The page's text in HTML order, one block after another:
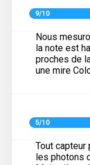
9/10
Nous
la note est
proches de
une mire
5/10
Tout capteur
les photons